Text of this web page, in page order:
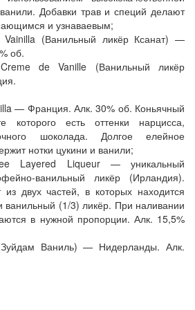
Добавки трав и специй делают
и узнаваевым;
(Ванильный ликёр Ксанат) —
об.
de Vanille (Ванильный ликёр
— Франция. Алк. 30% об. Коньячный
которого есть оттенки нарцисса,
шоколада. Долгое елейное
нотки цукини и ванили;
Layered Liqueur — уникальный
ванильный ликёр (Ирландия).
из двух частей, в которых находится
(1/3) ликёр. При наливании
в нужной пропорции. Алк. 15,5%
Ваниль) — Нидерланды. Алк.